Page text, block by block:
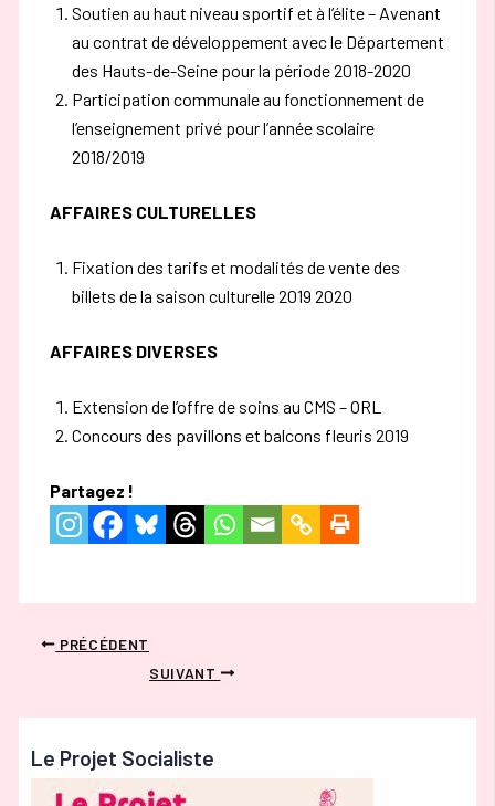
Soutien au haut niveau sportif et à l’élite – Avenant
au contrat de développement avec le Département
des Hauts-de-Seine pour la période 2018-2020
Participation communale au fonctionnement de
l’enseignement privé pour l’année scolaire
2018/2019
AFFAIRES CULTURELLES
Fixation des tarifs et modalités de vente des
billets de la saison culturelle 2019 2020
AFFAIRES DIVERSES
Extension de l’offre de soins au CMS – ORL
Concours des pavillons et balcons fleuris 2019
Partagez !
PRÉCÉDENT
SUIVANT
Le Projet Socialiste